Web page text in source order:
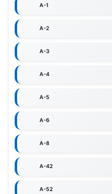
A-1
A-2
A-3
A-4
A-5
A-6
A-8
A-42
A-52